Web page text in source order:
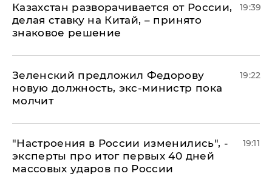
Казахстан разворачивается от России,
делая ставку на Китай, – принято
знаковое решение
19:39
Зеленский предложил Федорову
новую должность, экс-министр пока
молчит
19:22
"Настроения в России изменились", -
эксперты про итог первых 40 дней
массовых ударов по России
19:11